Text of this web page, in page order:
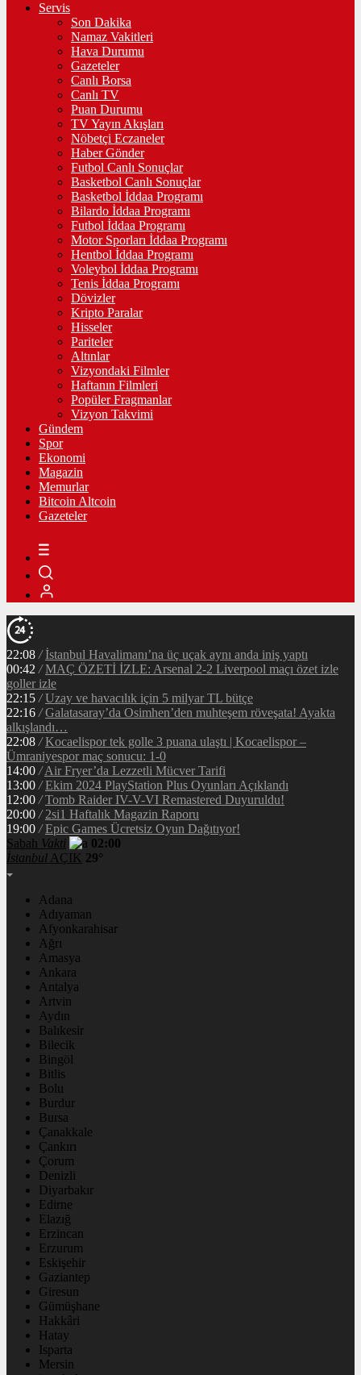
Servis
Son Dakika
Namaz Vakitleri
Hava Durumu
Gazeteler
Canlı Borsa
Canlı TV
Puan Durumu
TV Yayın Akışları
Nöbetçi Eczaneler
Haber Gönder
Futbol Canlı Sonuçlar
Basketbol Canlı Sonuçlar
Basketbol İddaa Programı
Bilardo İddaa Programı
Futbol İddaa Programı
Motor Sporları İddaa Programı
Hentbol İddaa Programı
Voleybol İddaa Programı
Tenis İddaa Programı
Dövizler
Kripto Paralar
Hisseler
Pariteler
Altınlar
Vizyondaki Filmler
Haftanın Filmleri
Popüler Fragmanlar
Vizyon Takvimi
Gündem
Spor
Ekonomi
Magazin
Memurlar
Bitcoin Altcoin
Gazeteler
22:08 / İstanbul Havalimanı’na üç uçak aynı anda iniş yaptı
00:42 / MAÇ ÖZETİ İZLE: Arsenal 2-2 Liverpool maçı özet izle
goller izle
22:15 / Uzay ve havacılık için 5 milyar TL bütçe
22:16 / Galatasaray’da Osimhen’den muhteşem röveşata! Ayakta
alkışlandı…
22:08 / Kocaelispor tek golle 3 puana ulaştı | Kocaelispor –
Ümraniyespor maç sonucu: 1-0
14:00 / Air Fryer’da Lezzetli Mücver Tarifi
13:00 / Ekim 2024 PlayStation Plus Oyunları Açıklandı
12:00 / Tomb Raider IV-V-VI Remastered Duyuruldu!
20:00 / 2si1 Haftalık Magazin Raporu
19:00 / Epic Games Ücretsiz Oyun Dağıtıyor!
Sabah Vakti
02:00
İstanbul AÇIK 29°
Adana
Adıyaman
Afyonkarahisar
Ağrı
Amasya
Ankara
Antalya
Artvin
Aydın
Balıkesir
Bilecik
Bingöl
Bitlis
Bolu
Burdur
Bursa
Çanakkale
Çankırı
Çorum
Denizli
Diyarbakır
Edirne
Elazığ
Erzincan
Erzurum
Eskişehir
Gaziantep
Giresun
Gümüşhane
Hakkâri
Hatay
Isparta
Mersin